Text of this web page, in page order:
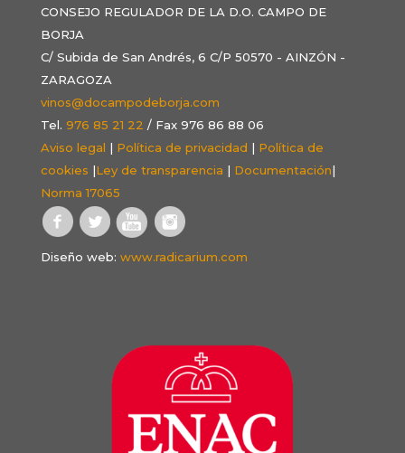
CONSEJO REGULADOR DE LA D.O. CAMPO DE
BORJA
C/ Subida de San Andrés, 6 C/P 50570 - AINZÓN -
ZARAGOZA
vinos@docampodeborja.com
Tel. 976 85 21 22 / Fax 976 86 88 06
Aviso legal | Política de privacidad | Política de
cookies |Ley de transparencia | Documentación|
Norma 17065
Diseño web: www.radicarium.com